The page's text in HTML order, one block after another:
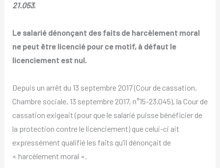
21.053.
Le salarié dénonçant des faits de harcèlement moral
ne peut être licencié pour ce motif, à défaut le
licenciement est nul.
Depuis un arrêt du 13 septembre 2017 (Cour de cassation,
Chambre sociale, 13 septembre 2017, n°15-23.045), la Cour de
cassation exigeait (pour que le salarié puisse bénéficier de
la protection contre le licenciement) que celui-ci ait
expressément qualifié les faits qu’il dénonçait de
« harcèlement moral ».